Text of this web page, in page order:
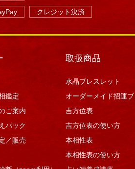
クレジット決済
鑑定
ご案内
パック
／販売
取扱商品
水晶ブレスレット
オーダーメイド招運
吉方位表
吉方位表の使い方
本相性表
本相性表の使い方